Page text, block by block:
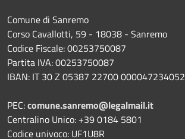
Comune di Sanremo
Corso Cavallotti, 59 - 18038 - Sanremo
Codice Fiscale: 00253750087
Partita IVA: 00253750087
IBAN: IT 30 Z 05387 22700 000047234052
PEC:comune.sanremo@legalmail.it
Centralino Unico: +39 0184 5801
Codice univoco: UF1U8R